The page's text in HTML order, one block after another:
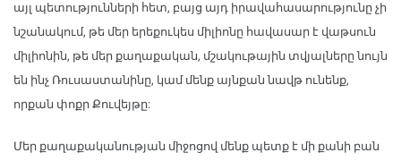
այլ պետությունների հետ, բայց այդ իրավահասարությունը չի
նշանակում, թե մեր երեքուկես միլիոնը հավասար է վաթսուն
միլիոնին, թե մեր քաղաքական, մշակութային տվյալները նույն
են ինչ Ռուսաստանինը, կամ մենք այնքան նավթ ունենք,
որքան փոքր Քուվեյթը:
Մեր քաղաքականության միջոցով մենք պետք է մի քանի բան